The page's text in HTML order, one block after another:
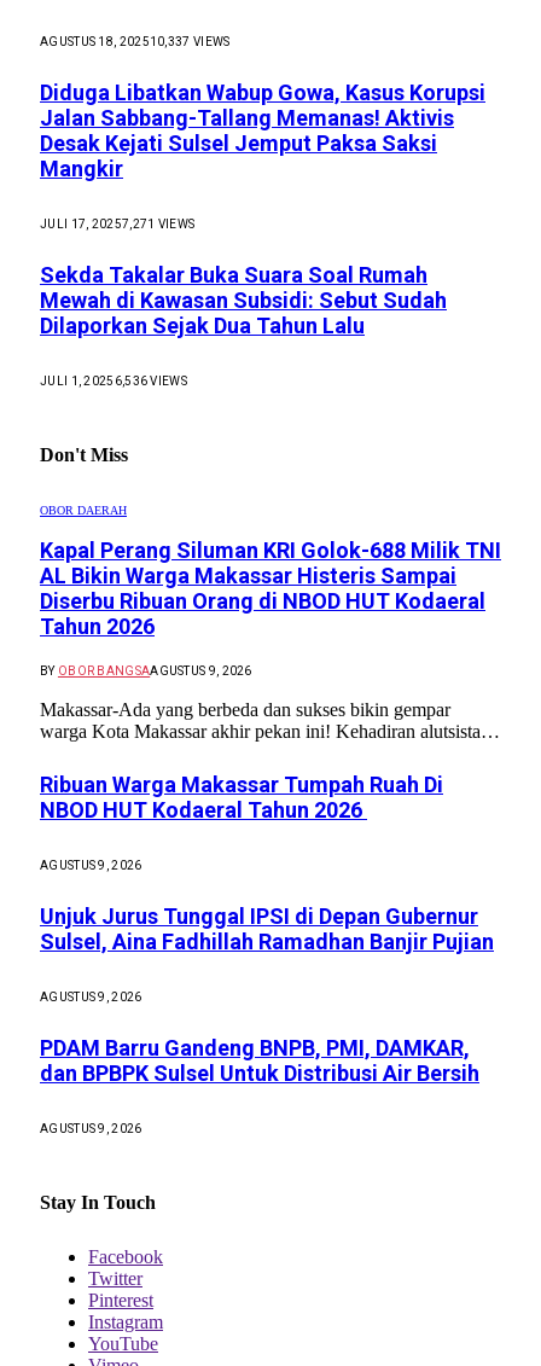
AGUSTUS 18, 202510,337 VIEWS
Diduga Libatkan Wabup Gowa, Kasus Korupsi
Jalan Sabbang-Tallang Memanas! Aktivis
Desak Kejati Sulsel Jemput Paksa Saksi
Mangkir
JULI 17, 20257,271 VIEWS
Sekda Takalar Buka Suara Soal Rumah
Mewah di Kawasan Subsidi: Sebut Sudah
Dilaporkan Sejak Dua Tahun Lalu
JULI 1, 2025 6,536VIEWS
Don't Miss
OBOR DAERAH
Kapal Perang Siluman KRI Golok-688 Milik TNI
AL Bikin Warga Makassar Histeris Sampai
Diserbu Ribuan Orang di NBOD HUT Kodaeral
Tahun 2026
BY OBOR BANGSAAGUSTUS 9, 2026
Makassar-Ada yang berbeda dan sukses bikin gempar
warga Kota Makassar akhir pekan ini! Kehadiran alutsista…
Ribuan Warga Makassar Tumpah Ruah Di
NBOD HUT Kodaeral Tahun 2026
AGUSTUS 9, 2026
Unjuk Jurus Tunggal IPSI di Depan Gubernur
Sulsel, Aina Fadhillah Ramadhan Banjir Pujian
AGUSTUS 9, 2026
PDAM Barru Gandeng BNPB, PMI, DAMKAR,
dan BPBPK Sulsel Untuk Distribusi Air Bersih
AGUSTUS 9, 2026
Stay In Touch
Facebook
Twitter
Pinterest
Instagram
YouTube